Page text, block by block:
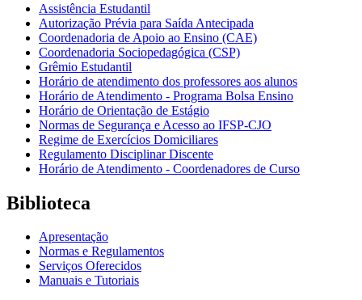
Assistência Estudantil
Autorização Prévia para Saída Antecipada
Coordenadoria de Apoio ao Ensino (CAE)
Coordenadoria Sociopedagógica (CSP)
Grêmio Estudantil
Horário de atendimento dos professores aos alunos
Horário de Atendimento - Programa Bolsa Ensino
Horário de Orientação de Estágio
Normas de Segurança e Acesso ao IFSP-CJO
Regime de Exercícios Domiciliares
Regulamento Disciplinar Discente
Horário de Atendimento - Coordenadores de Curso
Biblioteca
Apresentação
Normas e Regulamentos
Serviços Oferecidos
Manuais e Tutoriais